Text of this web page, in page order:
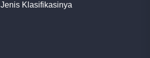
Jenis Klasifikasinya